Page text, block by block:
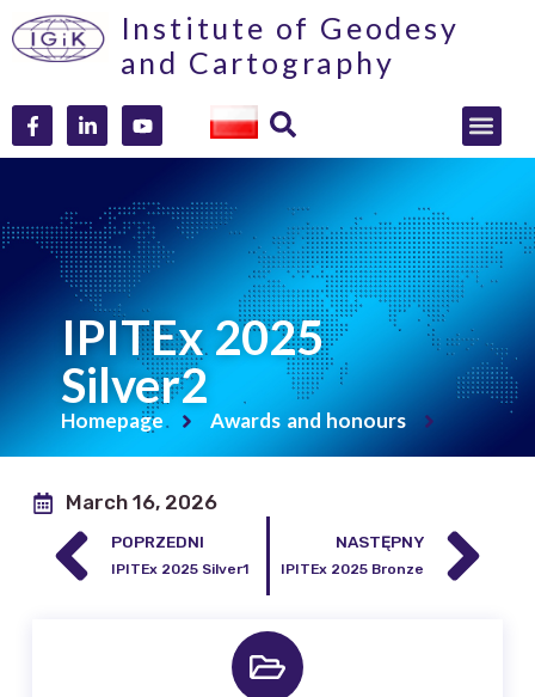
Institute of Geodesy
and Cartography
IPITEx 2025
Silver2
Homepage Awards and honours
March 16, 2026
POPRZEDNI
IPITEx 2025 Silver1
NASTĘPNY
IPITEx 2025 Bronze